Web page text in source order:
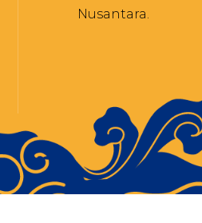
Nusantara.